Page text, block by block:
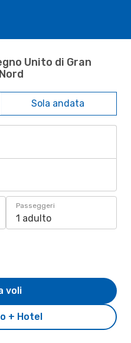
Unito di Gran
Sola andata
Passeggeri
1 adulto
+ Hotel
voli